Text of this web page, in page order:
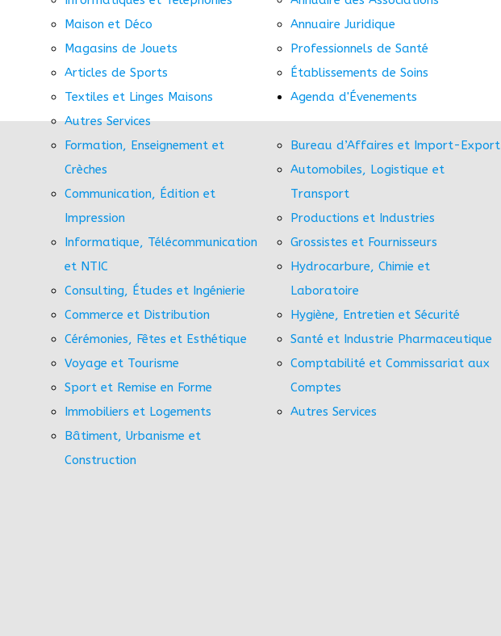
Maison et Déco
Magasins de Jouets
Articles de Sports
Textiles et Linges Maisons
Autres Services
Formation, Enseignement et
Crèches
Communication, Édition et
Impression
Informatique, Télécommunication
et NTIC
Consulting, Études et Ingénierie
Commerce et Distribution
Cérémonies, Fêtes et Esthétique
Voyage et Tourisme
Sport et Remise en Forme
Immobiliers et Logements
Bâtiment, Urbanisme et
Construction
Bureau d’Affaires et Import-Export
Automobiles, Logistique et
Transport
Productions et Industries
Grossistes et Fournisseurs
Hydrocarbure, Chimie et
Laboratoire
Hygiène, Entretien et Sécurité
Santé et Industrie Pharmaceutique
Comptabilité et Commissariat aux
Comptes
Autres Services
Annuaire Juridique
Professionnels de Santé
Établissements de Soins
Agenda d'Évenements